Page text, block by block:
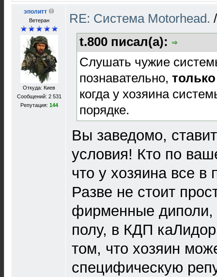
эполитт
Ветеран
Откуда: Киев
Сообщений: 2 531
Репутация: 144
RE: Cистема Motorhead.
t.800 писал(а):
Слушать чужие
познавательно,
когда у хозяина
порядке.
Вы заведомо,
условия! Кто по
что у хозяина все в
Разве не стоит
фирменные
полу, в КДП
том, что хозяин
специфическую